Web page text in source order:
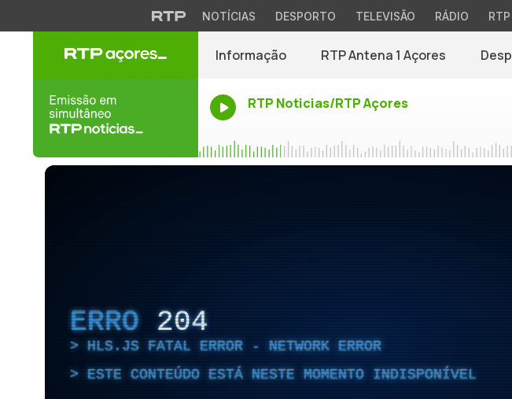
NOTÍCIAS DESPORTO TELEVISÃO RÁDIO
Informação RTP Antena 1 Açores
RTP Noticias/RTP Açores
ERRO 204
HLS.JS FATAL ERROR - NETWORK ERROR
ESTE CONTEÚDO ESTÁ NESTE MOMENTO INDISPONÍVEL